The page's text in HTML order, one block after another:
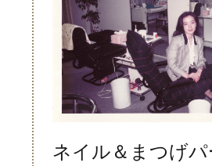
ネイル＆まつげ